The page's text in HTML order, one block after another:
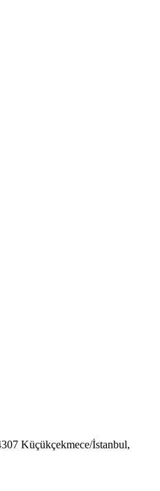
Küçükçekmece/İstanbul,